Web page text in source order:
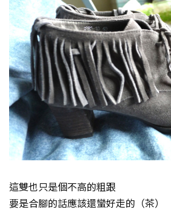
這雙也只是個不高的粗跟
要是合腳的話應該還蠻好走的（茶）